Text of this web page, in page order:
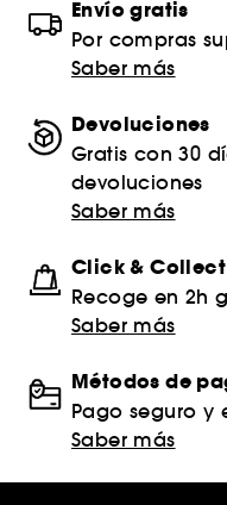
Envío gratis
Por compras
Saber más
Devoluciones
Gratis con 30
devoluciones
Saber más
Click & Collect
Recoge en 2h
Saber más
Métodos de
Pago seguro y
Saber más